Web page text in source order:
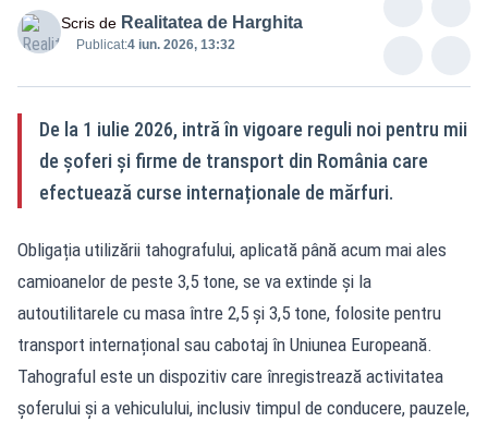
Scris de Realitatea de Harghita
Publicat:4 iun. 2026, 13:32
De la 1 iulie 2026, intră în vigoare reguli noi pentru mii
de șoferi și firme de transport din România care
efectuează curse internaționale de mărfuri.
Obligația utilizării tahografului, aplicată până acum mai ales
camioanelor de peste 3,5 tone, se va extinde și la
autoutilitarele cu masa între 2,5 și 3,5 tone, folosite pentru
transport internațional sau cabotaj în Uniunea Europeană.
Tahograful este un dispozitiv care înregistrează activitatea
șoferului și a vehiculului, inclusiv timpul de conducere, pauzele,